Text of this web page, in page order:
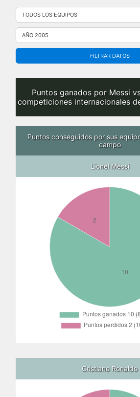
Saltar
contenido
FILTRAR DATOS
Puntos ganados por Messi
competiciones internacionales
Puntos conseguidos por sus
campo
Lionel Messi
Cristiano Ronaldo